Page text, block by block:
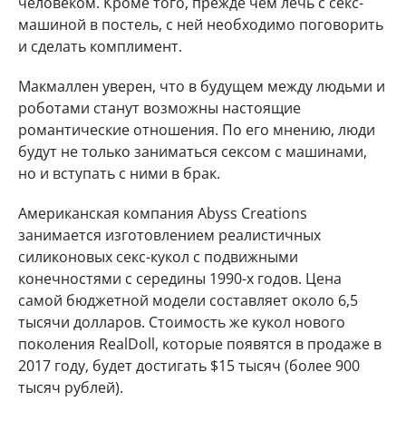
машиной в постель, с ней необходимо поговорить
и сделать комплимент.
Макмаллен уверен, что в будущем между людьми и
роботами станут возможны настоящие
романтические отношения. По его мнению, люди
будут не только заниматься сексом с машинами,
но и вступать с ними в брак.
Американская компания Abyss Creations
занимается изготовлением реалистичных
силиконовых секс-кукол с подвижными
конечностями с середины 1990-х годов. Цена
самой бюджетной модели составляет около 6,5
тысячи долларов. Стоимость же кукол нового
поколения RealDoll, которые появятся в продаже в
2017 году, будет достигать $15 тысяч (более 900
тысяч рублей).